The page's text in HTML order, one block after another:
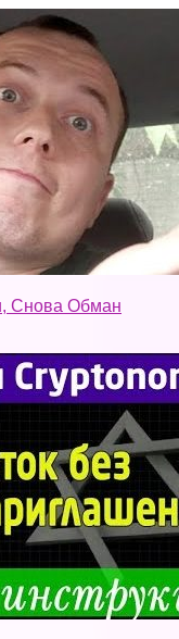
Снова Обман